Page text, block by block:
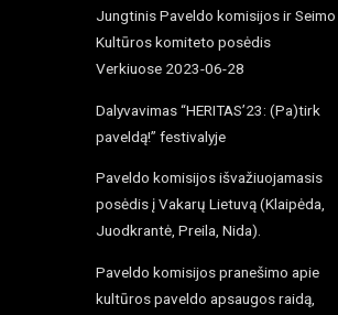
Jungtinis Paveldo komisijos ir Seimo
Kultūros komiteto posėdis
Verkiuose 2023-06-28
Dalyvavimas “HERITAS’23: (Pa)tirk
paveldą!” festivalyje
Paveldo komisijos išvažiuojamasis
posėdis į Vakarų Lietuvą (Klaipėda,
Juodkrantė, Preila, Nida).
Paveldo komisijos pranešimo apie
kultūros paveldo apsaugos raidą,